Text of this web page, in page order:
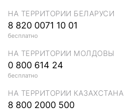
НА ТЕРРИТОРИИ БЕЛАРУСИ
8 820 0071 10 01
бесплатно
НА ТЕРРИТОРИИ МОЛДОВЫ
0 800 614 24
бесплатно
НА ТЕРРИТОРИИ КАЗАХСТАНА
8 800 2000 500